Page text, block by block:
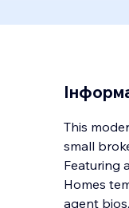
This
small
Featuring
Homes
agent